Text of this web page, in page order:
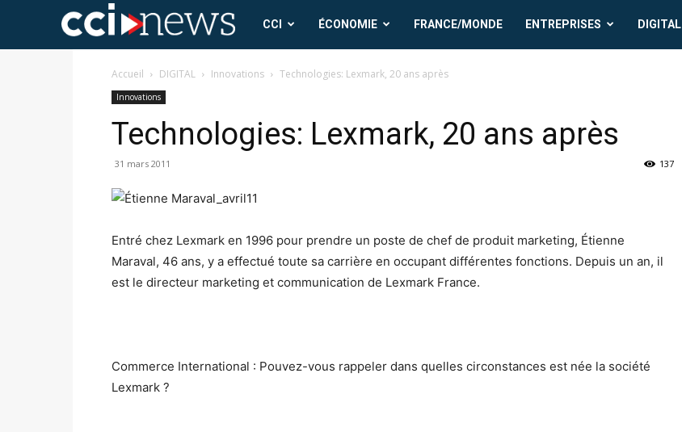
CCI
News
CCI ÉCONOMIE FRANCE/MONDE ENTREPRISES DIGITAL
Accueil DIGITAL Innovations Technologies: Lexmark, 20 ans après
Innovations
Technologies: Lexmark, 20 ans après
31 mars 2011 137
Entré chez Lexmark en 1996 pour prendre un poste de chef de produit marketing, Étienne
Maraval, 46 ans, y a effectué toute sa carrière en occupant différentes fonctions. Depuis un an, il
est le directeur marketing et communication de Lexmark France.
Commerce International : Pouvez-vous rappeler dans quelles circonstances est née la société
Lexmark ?